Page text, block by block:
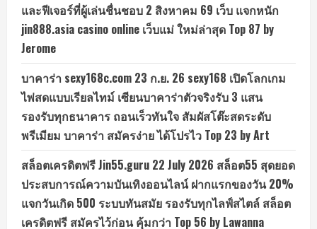
และฟีเจอร์ที่ผู้เล่นชื่นชอบ 2 สิงหาคม 69 เว็บ แจกหนัก
jin888.asia casino online เว็บแม่ ใหม่ล่าสุด Top 87 by
Jerome
บาคาร่า sexy168c.com 23 ก.ย. 26 sexy168 เปิดโลกเกม
ไพ่สดแบบเรียลไทม์ เซียนบาคาร่าตัวจริงรับ 3 แสน
รองรับทุกธนาคาร ถอนเร็วทันใจ สัมผัสโต๊ะสดระดับ
พรีเมียม บาคาร่า สมัครง่าย ได้โปรไว Top 23 by Art
สล็อตเครดิตฟรี Jin55.guru 22 July 2026 สล็อต55 สุดยอด
ประสบการณ์ความบันเทิงออนไลน์ ฝากแรกของวัน 20%
แจกวันเกิด 500 ระบบทันสมัย รองรับทุกไลฟ์สไตล์ สล็อต
เครดิตฟรี สมัครไว้ก่อน คุ้มกว่า Top 56 by Lawanna